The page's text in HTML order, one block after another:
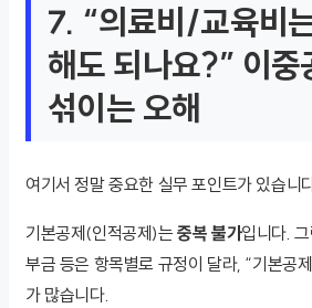
7. “의료비/교육비
해도 되나요?” 이중
섞이는 오해
여기서 정말 중요한 실무 포인트가 있습니
기본공제(인적공제)는중복 불가입니다.
부금 등은 항목별로 규정이 달라, “기본공
가 많습니다.